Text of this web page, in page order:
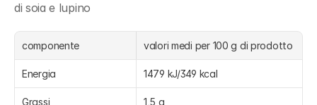
di soia e lupino
componente valori medi per 100 g di prodotto
Energia 1479 kJ/349 kcal
Grassi 1,5 g